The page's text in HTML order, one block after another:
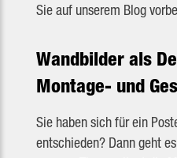
Sie auf unserem Blog
Wandbilder als
Montage- und
Sie haben sich für ein
entschieden? Dann geht